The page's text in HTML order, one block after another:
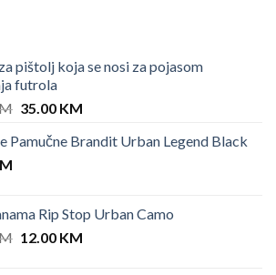
pištolj koja se nosi za pojasom
futrola
Original
was:
35.00 KMCurrent
is:
Pamučne Brandit Urban Legend Black
Rip Stop Urban Camo
Original
12.00 KMCurrent